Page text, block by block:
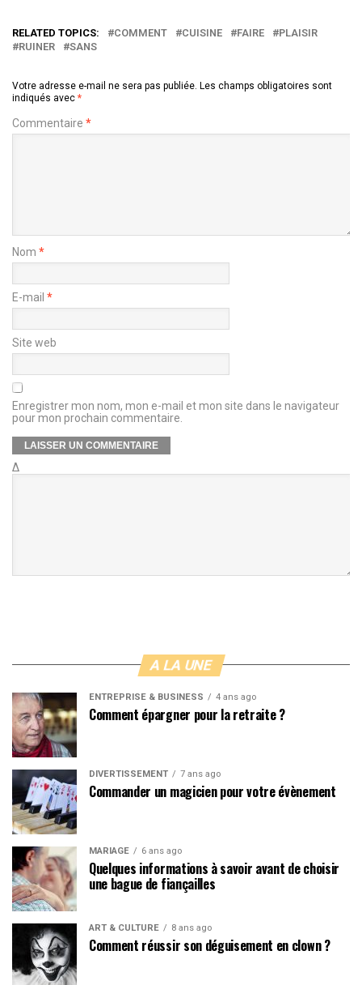
RELATED TOPICS: COMMENT CUISINE FAIRE
PLAISIR
RUINER
SANS
Votre adresse e-mail ne sera pas publiée. Les champs obligatoires sont
indiqués avec *
Commentaire *
Nom *
E-mail *
Site web
Enregistrer mon nom, mon e-mail et mon site dans le navigateur
pour mon prochain commentaire.
Δ
A LA UNE
ENTREPRISE & BUSINESS 4 ans ago
Comment épargner pour la retraite ?
DIVERTISSEMENT 7 ans ago
Commander un magicien pour votre évènement
MARIAGE 6 ans ago
Quelques informations à savoir avant de choisir
une bague de fiançailles
ART & CULTURE 8 ans ago
Comment réussir son déguisement en clown ?